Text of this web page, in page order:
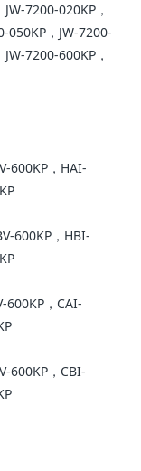
7200-020KP，
050KP，JW-7200-
7200-600KP，
600KP，HAI-
600KP，HBI-
600KP，CAI-
600KP，CBI-